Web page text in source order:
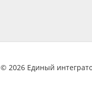
© 2026 Единый